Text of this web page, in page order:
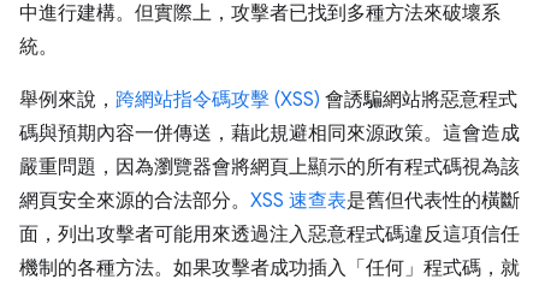
中進行建構。但實際上，攻擊者已找到多種方法來破壞系
統。
舉例來說， 跨網站指令碼攻擊 (XSS) 會誘騙網站將惡意程式
碼與預期內容一併傳送，藉此規避相同來源政策。這會造成
嚴重問題，因為瀏覽器會將網頁上顯示的所有程式碼視為該
網頁安全來源的合法部分。 XSS 速查表是舊但代表性的橫斷
面，列出攻擊者可能用來透過注入惡意程式碼違反這項信任
機制的各種方法。如果攻擊者成功插入「任何」 程式碼，就